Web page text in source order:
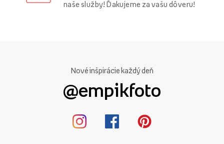
naše služby! Ďakujeme za vašu dôveru!
Nové inšpirácie každý deň
@empikfoto